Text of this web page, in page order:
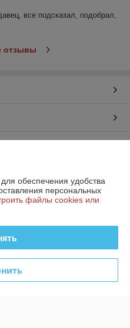
все подсказал, подобрал,
отзывы
обеспечения удобства
персональных
файлы cookies или